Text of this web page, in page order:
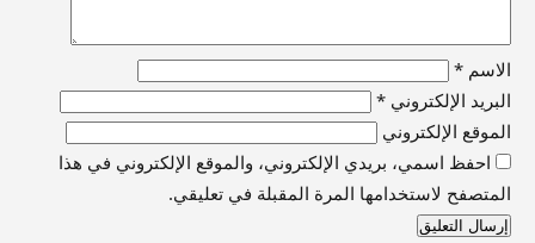
الاسم *
البريد الإلكتروني *
الموقع الإلكتروني
احفظ اسمي، بريدي الإلكتروني، والموقع الإلكتروني في هذا
المتصفح لاستخدامها المرة المقبلة في تعليقي.